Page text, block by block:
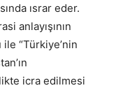
ısrar eder.
anlayışının
“Türkiye’nin
icra edilmesi